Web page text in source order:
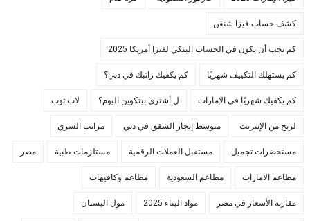
كشف حساب فيزا شنغن
كم يجب أن يكون في الحساب البنكي لفيزا أمريكا 2025
كم يستهلك التكييف شهريًا كم يكفيك راتبك في دبي؟
كم يكفيك شهريًا في الإمارات ل أشتري بيتكوين اليوم؟ لاب توب
لربح من الإنترنت متوسط إيجار الشقق في دبي مراتب السري
مستحضرات تجميل مستقبل العملات الرقمية مستلزمات طبية مصر
مطاعم الامارات مطاعم السعودية مطاعم وكافيهات
مقارنة الأسعار في مصر مواد البناء 2025 مول البستان